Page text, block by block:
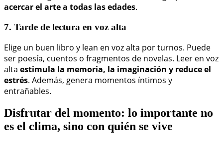
acercar el arte a todas las edades.
7. Tarde de lectura en voz alta
Elige un buen libro y lean en voz alta por turnos. Puede
ser poesía, cuentos o fragmentos de novelas. Leer en voz
alta estimula la memoria, la imaginación y reduce el
estrés. Además, genera momentos íntimos y
entrañables.
Disfrutar del momento: lo importante no
es el clima, sino con quién se vive